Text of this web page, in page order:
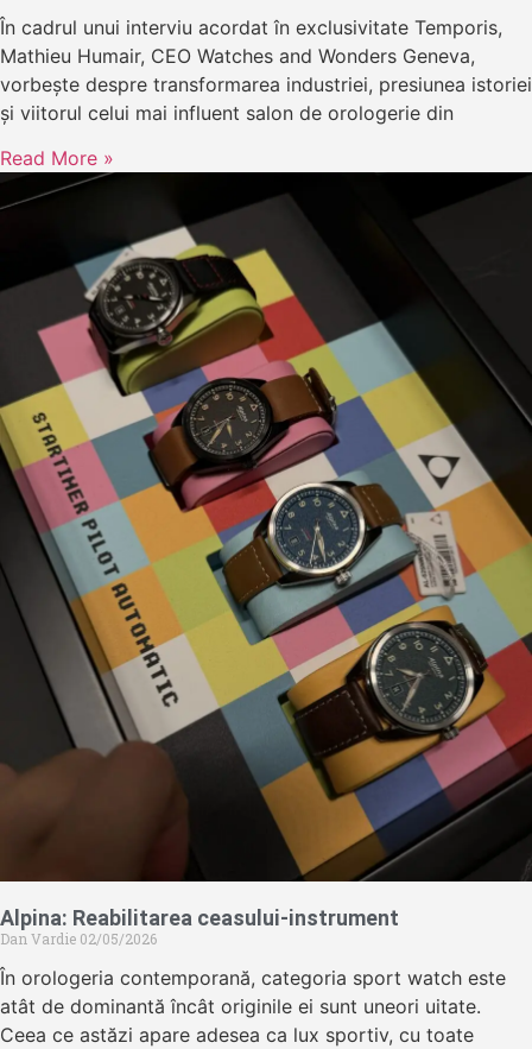
În cadrul unui interviu acordat în exclusivitate Temporis,
Mathieu Humair, CEO Watches and Wonders Geneva,
vorbește despre transformarea industriei, presiunea istoriei
și viitorul celui mai influent salon de orologerie din
Read More »
Alpina: Reabilitarea ceasului-instrument
Dan Vardie 02/05/2026
În orologeria contemporană, categoria sport watch este
atât de dominantă încât originile ei sunt uneori uitate.
Ceea ce astăzi apare adesea ca lux sportiv, cu toate